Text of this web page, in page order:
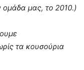
ομάδα μας, το 2010.)
τα κουσούρια